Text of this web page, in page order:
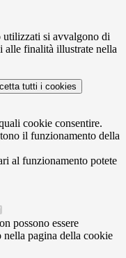
utilizzati si avvalgono di
alle finalità illustrate nella
tutti i cookies
cookie consentire.
il funzionamento della
al funzionamento potete
possono essere
pagina della cookie